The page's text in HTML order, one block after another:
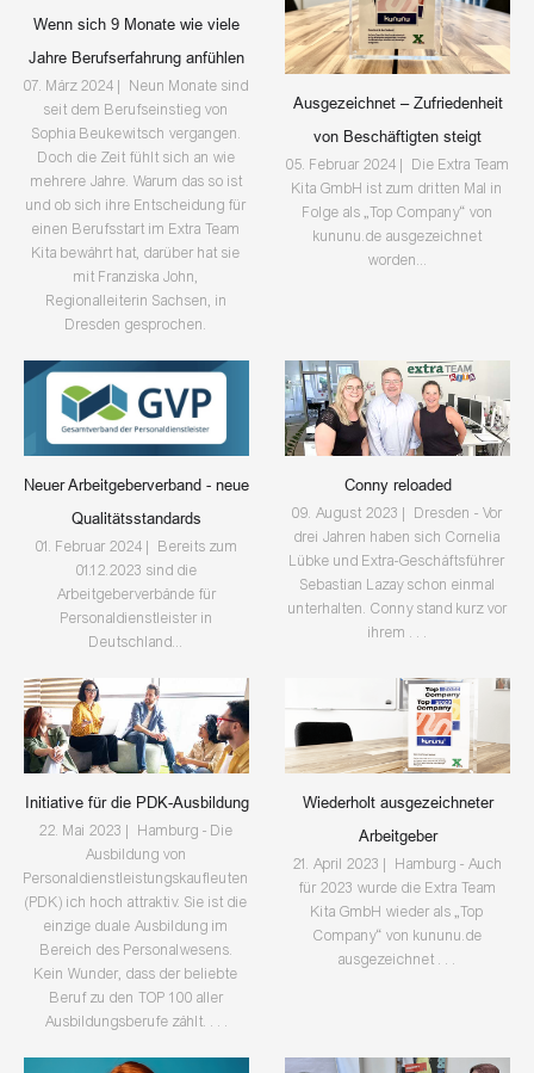
Wenn sich 9 Monate wie viele
Jahre Berufserfahrung anfühlen
07. März 2024 | Neun Monate sind
seit dem Berufseinstieg von
Sophia Beukewitsch vergangen.
Doch die Zeit fühlt sich an wie
mehrere Jahre. Warum das so ist
und ob sich ihre Entscheidung für
einen Berufsstart im Extra Team
Kita bewährt hat, darüber hat sie
mit Franziska John,
Regionalleiterin Sachsen, in
Dresden gesprochen.
Ausgezeichnet – Zufriedenheit
von Beschäftigten steigt
05. Februar 2024 | Die Extra Team
Kita GmbH ist zum dritten Mal in
Folge als „Top Company“ von
kununu.de ausgezeichnet
worden...
Neuer Arbeitgeberverband - neue
Qualitätsstandards
01. Februar 2024 | Bereits zum
01.12.2023 sind die
Arbeitgeberverbände für
Personaldienstleister in
Deutschland...
Conny reloaded
09. August 2023 | Dresden - Vor
drei Jahren haben sich Cornelia
Lübke und Extra-Geschäftsführer
Sebastian Lazay schon einmal
unterhalten. Conny stand kurz vor
ihrem . . .
Initiative für die PDK-Ausbildung
22. Mai 2023 | Hamburg - Die
Ausbildung von
Personaldienstleistungskaufleuten
(PDK) ich hoch attraktiv. Sie ist die
einzige duale Ausbildung im
Bereich des Personalwesens.
Kein Wunder, dass der beliebte
Beruf zu den TOP 100 aller
Ausbildungsberufe zählt. . . .
Wiederholt ausgezeichneter
Arbeitgeber
21. April 2023 | Hamburg - Auch
für 2023 wurde die Extra Team
Kita GmbH wieder als „Top
Company“ von kununu.de
ausgezeichnet . . .